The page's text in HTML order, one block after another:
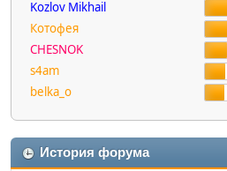
Kozlov Mikhail
Котофея
CHESNOK
s4am
belka_o
История форума